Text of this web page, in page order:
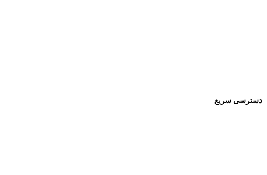
دسترسی سریع